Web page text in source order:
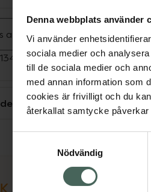
Denna webbplats använder
Vi använder
sociala medier och
till de sociala medier och
med annan information som
cookies är frivilligt och du
återkallat samtycke
Nödvändig
alltid bipacksedeln innan
från FASS